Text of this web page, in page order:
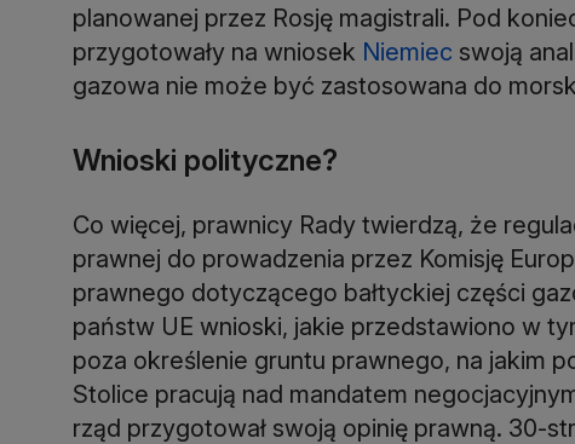
planowanej przez Rosję magistrali. Pod
przygotowały na wniosek Niemiec swoją
gazowa nie może być zastosowana do
Wnioski polityczne?
Co więcej, prawnicy Rady twierdzą, że
prawnej do prowadzenia przez Komisję
prawnego dotyczącego bałtyckiej części
państw UE wnioski, jakie przedstawiono w
poza określenie gruntu prawnego, na jakim
Stolice pracują nad mandatem
rząd przygotował swoją opinię prawną. 30-